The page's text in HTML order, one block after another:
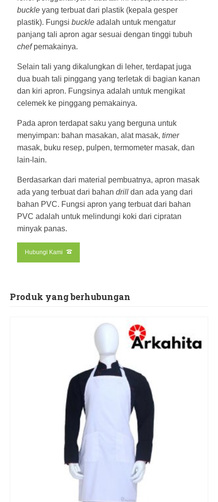
buckle yang terbuat dari plastik (kepala gesper
plastik). Fungsi buckle adalah untuk mengatur
panjang tali apron agar sesuai dengan tinggi tubuh
chefpemakainya.
Selain tali yang dikalungkan di leher, terdapat juga
dua buah tali pinggang yang terletak di bagian kanan
dan kiri apron. Fungsinya adalah untuk mengikat
celemek ke pinggang pemakainya.
Pada apron terdapat saku yang berguna untuk
menyimpan: bahan masakan, alat masak, timer
masak, buku resep, pulpen, termometer masak, dan
lain-lain.
Berdasarkan dari material pembuatnya, apron masak
ada yang terbuat dari bahan drill dan ada yang dari
bahan PVC. Fungsi apron yang terbuat dari bahan
PVC adalah untuk melindungi koki dari cipratan
minyak panas.
Hubungi Kami
Produk yang berhubungan